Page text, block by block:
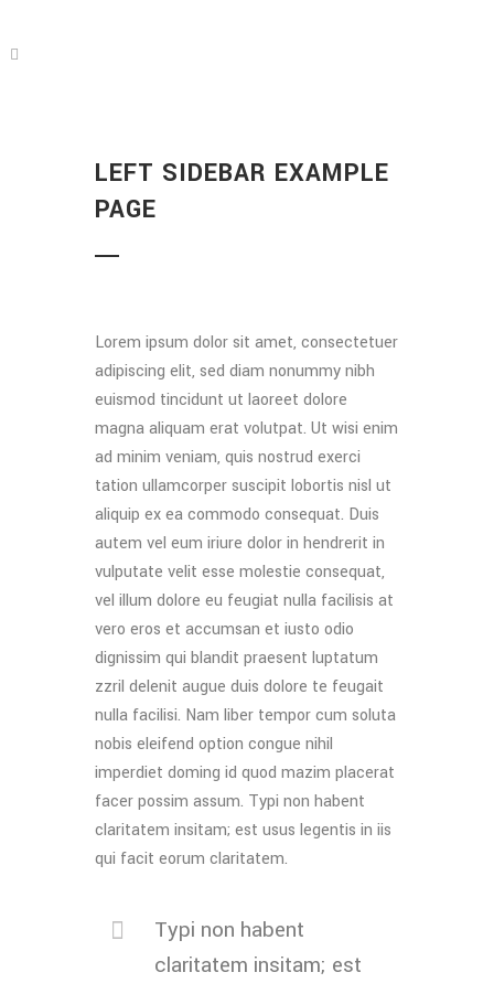
LEFT SIDEBAR EXAMPLE
PAGE
Lorem ipsum dolor sit amet, consectetuer
adipiscing elit, sed diam nonummy nibh
euismod tincidunt ut laoreet dolore
magna aliquam erat volutpat. Ut wisi enim
ad minim veniam, quis nostrud exerci
tation ullamcorper suscipit lobortis nisl ut
aliquip ex ea commodo consequat. Duis
autem vel eum iriure dolor in hendrerit in
vulputate velit esse molestie consequat,
vel illum dolore eu feugiat nulla facilisis at
vero eros et accumsan et iusto odio
dignissim qui blandit praesent luptatum
zzril delenit augue duis dolore te feugait
nulla facilisi. Nam liber tempor cum soluta
nobis eleifend option congue nihil
imperdiet doming id quod mazim placerat
facer possim assum. Typi non habent
claritatem insitam; est usus legentis in iis
qui facit eorum claritatem.
Typi non habent
claritatem insitam; est